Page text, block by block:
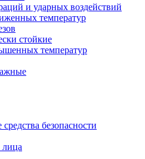
и ударных воздействий
температур
стойкие
температур
безопасности